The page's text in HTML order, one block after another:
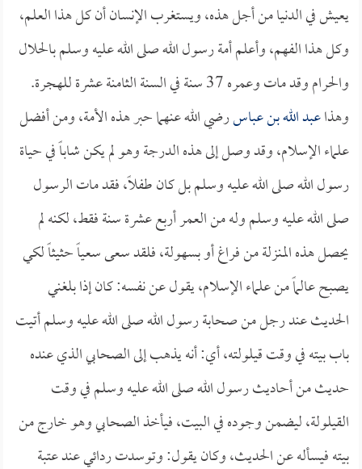
يعيش في الدنيا من أجل هذه، ويستغرب الإنسان أن كل هذا العلم،
وكل هذا الفهم، وأعلم أمة رسول الله صلى الله عليه وسلم بالحلال
والحرام وقد مات وعمره 37 سنة في السنة الثامنة عشرة للهجرة.
وهذاعبد الله بن عباسرضي الله عنهما حبر هذه الأمة، ومن أفضل
علماء الإسلام، وقد وصل إلى هذه الدرجة وهو لم يكن شاباً في حياة
رسول الله صلى الله عليه وسلم بل كان طفلاً، فقد مات الرسول
صلى الله عليه وسلم وله من العمر أربع عشرة سنة فقط، لكنه لم
يحصل هذه المنزلة من فراغ أو بسهولة، فلقد سعى سعياً حثيثاً لكي
يصبح عالماً من علماء الإسلام، يقول عن نفسه: كان إذا بلغني
الحديث عند رجل من صحابة رسول الله صلى الله عليه وسلم أتيت
باب بيته في وقت قيلولته، أي: أنه يذهب إلى الصحابي الذي عنده
حديث من أحاديث رسول الله صلى الله عليه وسلم في وقت
القيلولة، ليضمن وجوده في البيت، فيأخذ الصحابي وهو خارج من
بيته فيسأله عن الحديث، وكان يقول: وتوسدت ردائي عند عتبة